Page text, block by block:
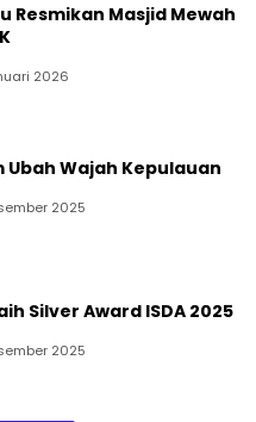
Resmikan Masjid Mewah
2026
Ubah Wajah Kepulauan
2025
Silver Award ISDA 2025
2025